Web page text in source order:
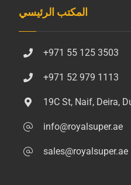
المكتب الرئيسي
+971 55 125 3503
+971 52 979 1113
19C St, Naif, Deira,
info@royalsuper.ae
sales@royalsuper.ae